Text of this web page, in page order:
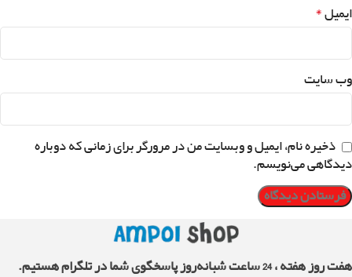
ایمیل*
وب‌ سایت
ذخیره نام، ایمیل و وبسایت من در مرورگر برای زمانی که دوباره
دیدگاهی می‌نویسم.
هفت روز هفته ، 24 ساعت شبانه‌روز پاسخگوی شما در تلگرام هستیم.